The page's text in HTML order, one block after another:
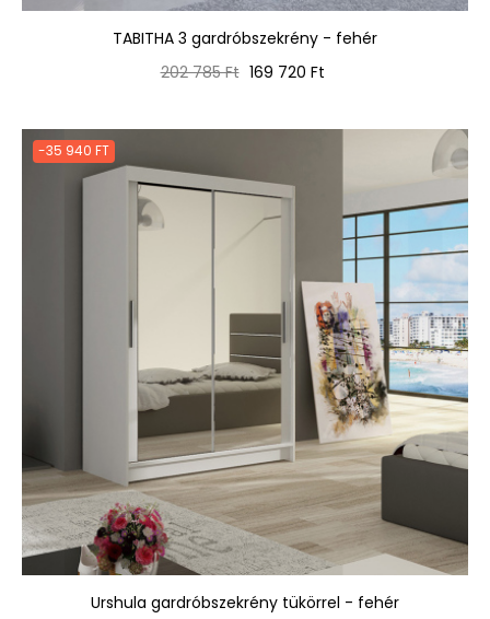
TABITHA 3 gardróbszekrény - fehér
Normál
202 785 Ft Ár
169 720 Ft
-35 940 FT
Urshula gardróbszekrény tükörrel - fehér